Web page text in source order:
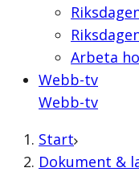
Arbeta
Webb-tv
Webb-tv
Start
Dokument &